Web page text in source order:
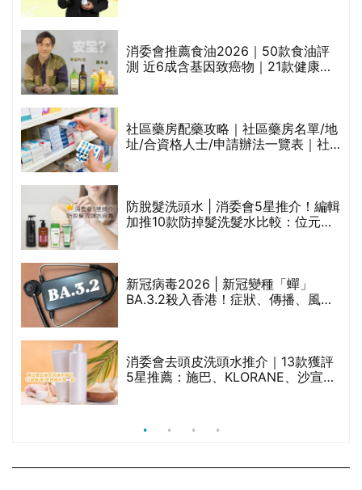
消委會推薦食油2026｜50款食油評
測 近6成含基因致癌物｜21款健康煮
社區藥房配藥攻略｜社區藥房名單/地
址/合資格人士/申請辦法一覽表｜社
防脫髮洗頭水 | 消委會5星推介！編輯
加推10款防掉髮洗髮水比較：位元
新冠病毒2026 | 新冠變種「蟬」
BA.3.2殺入香港！症狀、傳播、風險
消委會去頭皮洗頭水推介｜13款獲評
5星推薦：施巴、KLORANE、沙宣、